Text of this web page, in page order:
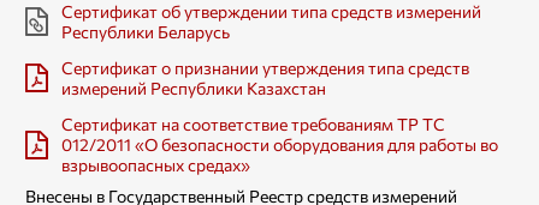
Сертификат об утверждении типа средств измерений
Республики Беларусь
Сертификат о признании утверждения типа средств
измерений Республики Казахстан
Cертификат на соответствие требованиям TP ТС
012/2011 «О безопасности оборудования для работы во
взрывоопасных средах»
Внесены в Государственный Реестр средств измерений